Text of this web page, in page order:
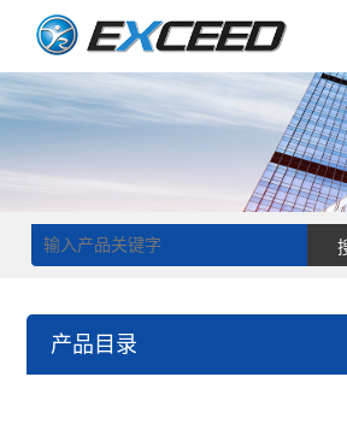
产品目录